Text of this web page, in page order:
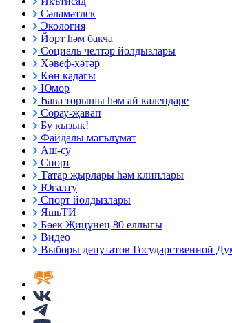
Сәламәтлек
Экология
Йорт һәм бакча
Социаль челтәр йолдызлары
Хәвеф-хәтәр
Көн кадагы
Юмор
Һава торышы һәм ай календаре
Сорау-җавап
Бу кызык!
Файдалы мәгълүмат
Аш-су
Спорт
Татар җырлары һәм клиплары
Югалту
Спорт йолдызлары
ЯшьТИ
Бөек Җиңүнең 80 еллыгы
Видео
Выборы депутатов Государственной